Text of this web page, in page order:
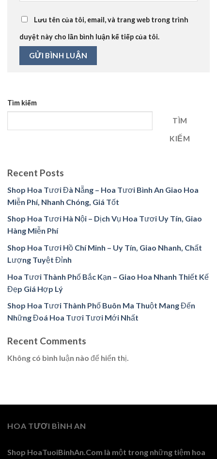
Lưu tên của tôi, email, và trang web trong trình
duyệt này cho lần bình luận kế tiếp của tôi.
Tìm kiếm
TÌM
KIẾM
Recent Posts
Shop Hoa Tươi Đà Nẵng – Hoa Tươi Bình An Giao Hoa
Miễn Phí, Nhanh Chóng, Giá Tốt
Shop Hoa Tươi Hà Nội – Dịch Vụ Hoa Tươi Uy Tín, Giao
Hàng Miễn Phí
Shop Hoa Tươi Hồ Chí Minh – Uy Tín, Giao Nhanh, Chất
Lượng Tuyệt Đỉnh
Hoa Tươi Thành Phố Bắc Kạn – Giao Hoa Nhanh Thiết Kế
Đẹp Giá Hợp Lý
Shop Hoa Tươi Thành Phố Buôn Ma Thuột Mang Đến
Những Đoá Hoa Tươi Tươi Mới Nhất
Recent Comments
Không có bình luận nào để hiển thị.
HOA TƯƠI BÌNH AN
Shop HoaTuoiBinhAn.Com là một trong những tiệm hoa